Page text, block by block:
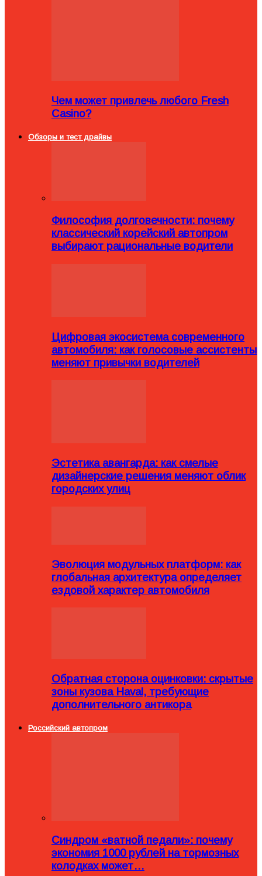
Чем может привлечь любого Fresh
Casino?
Обзоры и тест драйвы
Философия долговечности: почему
классический корейский автопром
выбирают рациональные водители
Цифровая экосистема современного
автомобиля: как голосовые ассистенты
меняют привычки водителей
Эстетика авангарда: как смелые
дизайнерские решения меняют облик
городских улиц
Эволюция модульных платформ: как
глобальная архитектура определяет
ездовой характер автомобиля
Обратная сторона оцинковки: скрытые
зоны кузова Haval, требующие
дополнительного антикора
Российский автопром
Синдром «ватной педали»: почему
экономия 1000 рублей на тормозных
колодках может…